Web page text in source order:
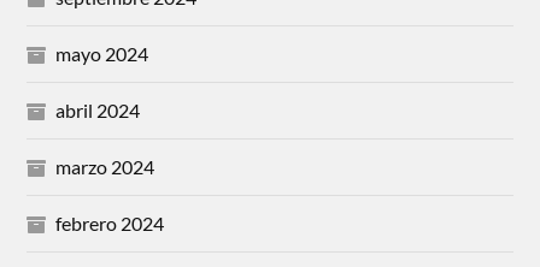
mayo 2024
abril 2024
marzo 2024
febrero 2024